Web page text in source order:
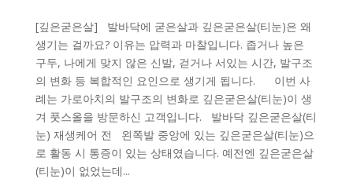
[깊은굳은살] 발바닥에 굳은살과 깊은굳은살(티눈)은 왜
생기는 걸까요? 이유는 압력과 마찰입니다. 좁거나 높은
구두, 나에게 맞지 않은 신발, 걷거나 서있는 시간, 발구조
의 변화 등 복합적인 요인으로 생기게 됩니다. 이번 사
례는 가로아치의 발구조의 변화로 깊은굳은살(티눈)이 생
겨 풋스올을 방문하신 고객입니다. 발바닥 깊은굳은살(티
눈) 재생케어 전 왼쪽발 중앙에 있는 깊은굳은살(티눈)으
로 활동 시 통증이 있는 상태였습니다. 예전엔 깊은굳은살
(티눈)이 없었는데...